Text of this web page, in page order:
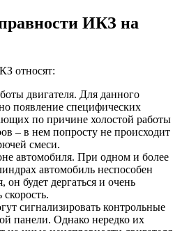
ИКЗ на
относят:
двигателя. Для данного
появление специфических
по причине холостой работы
– в нем попросту не происходит
смеси.
автомобиля. При одном и более
автомобиль неспособен
он будет дергаться и очень
сигнализировать контрольные
панели. Однако нередко их